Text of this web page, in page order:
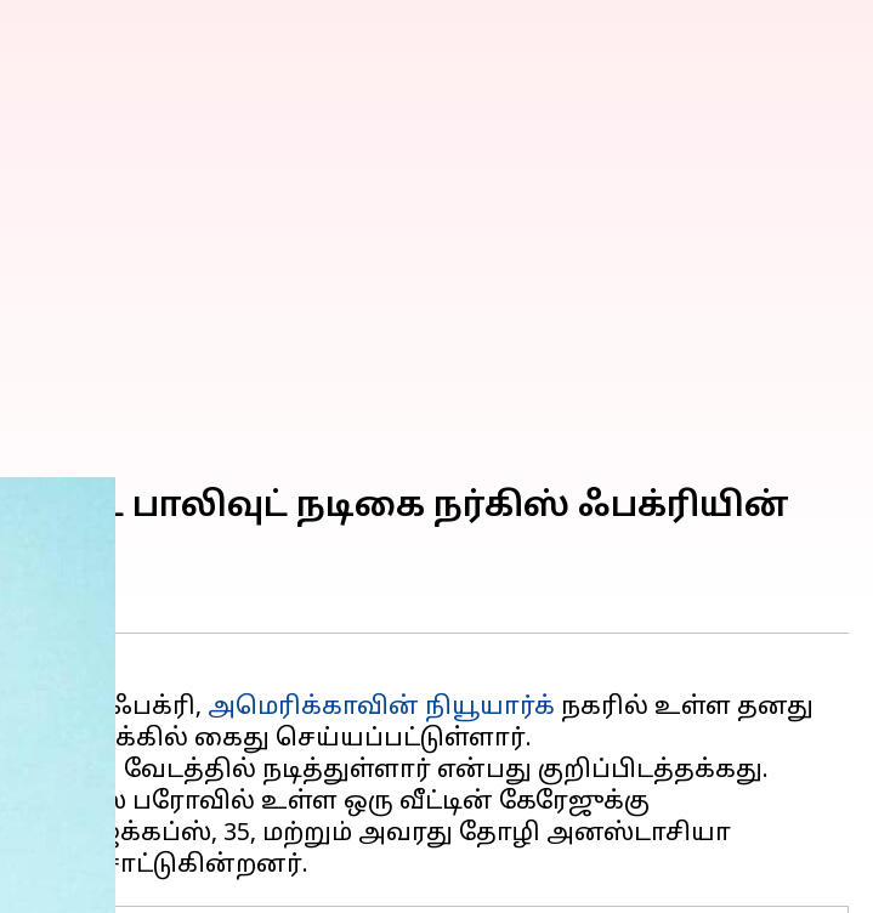
பாலிவுட் நடிகை நர்கிஸ் ஃபக்ரியின்
ஃபக்ரி, அமெரிக்காவின் நியூயார்க் நகரில் உள்ள தனது
வழக்கில் கைது செய்யப்பட்டுள்ளார்.
கௌரவ வேடத்தில் நடித்துள்ளார் என்பது குறிப்பிடத்தக்கது.
பரோவில் உள்ள ஒரு வீட்டின் கேரேஜுக்கு
ஜேக்கப்ஸ், 35, மற்றும் அவரது தோழி அனஸ்டாசியா